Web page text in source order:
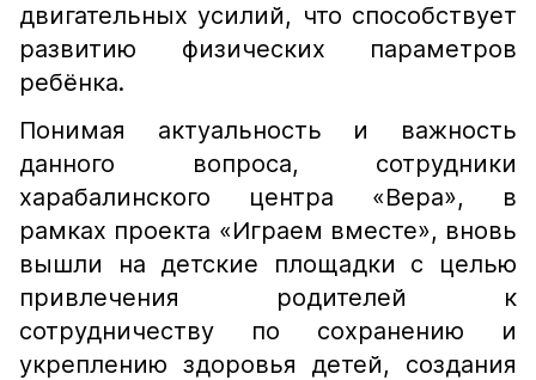
двигательных усилий, что способствует
развитию физических параметров
ребёнка.
Понимая актуальность и важность
данного вопроса, сотрудники
харабалинского центра «Вера», в
рамках проекта «Играем вместе», вновь
вышли на детские площадки с целью
привлечения родителей к
сотрудничеству по сохранению и
укреплению здоровья детей, создания​